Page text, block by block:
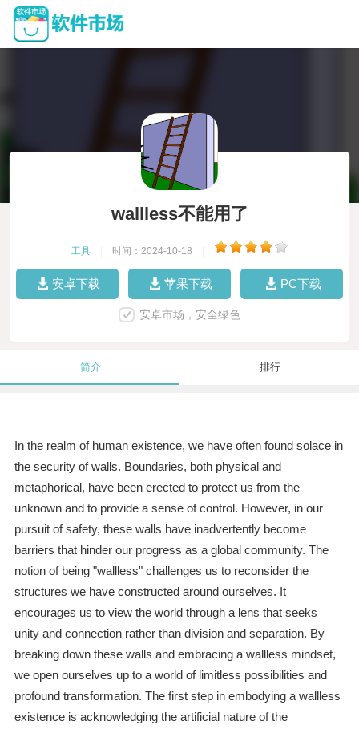
wallless不能用了
工具 时间：2024-10-18
安卓下载 苹果下载 PC下载
安卓市场，安全绿色
简介 排行
In the realm of human existence, we have often found solace in
the security of walls. Boundaries, both physical and
metaphorical, have been erected to protect us from the
unknown and to provide a sense of control. However, in our
pursuit of safety, these walls have inadvertently become
barriers that hinder our progress as a global community. The
notion of being "wallless" challenges us to reconsider the
structures we have constructed around ourselves. It
encourages us to view the world through a lens that seeks
unity and connection rather than division and separation. By
breaking down these walls and embracing a wallless mindset,
we open ourselves up to a world of limitless possibilities and
profound transformation. The first step in embodying a wallless
existence is acknowledging the artificial nature of the